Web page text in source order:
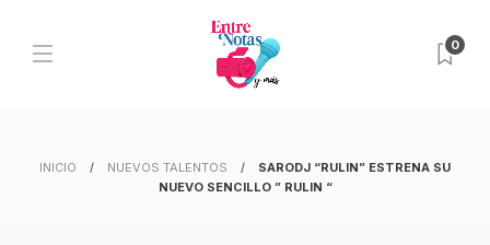
0
INICIO NUEVOS TALENTOS
SARODJ “RULIN” ESTRENA SU
NUEVO SENCILLO ” RULIN “